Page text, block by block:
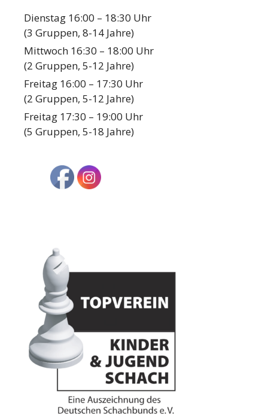
Dienstag 16:00 – 18:30 Uhr
(3 Gruppen, 8-14 Jahre)
Mittwoch 16:30 – 18:00 Uhr
(2 Gruppen, 5-12 Jahre)
Freitag 16:00 – 17:30 Uhr
(2 Gruppen, 5-12 Jahre)
Freitag 17:30 – 19:00 Uhr
(5 Gruppen, 5-18 Jahre)